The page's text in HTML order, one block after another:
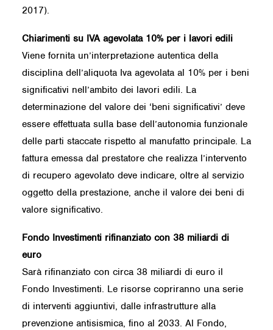
2017).
Chiarimenti su IVA agevolata 10% per i lavori edili
Viene fornita un’interpretazione autentica della
disciplina dell’aliquota Iva agevolata al 10% per i beni
significativi nell’ambito dei lavori edili. La
determinazione del valore dei ‘beni significativi’ deve
essere effettuata sulla base dell’autonomia funzionale
delle parti staccate rispetto al manufatto principale. La
fattura emessa dal prestatore che realizza l’intervento
di recupero agevolato deve indicare, oltre al servizio
oggetto della prestazione, anche il valore dei beni di
valore significativo.
Fondo Investimenti rifinanziato con 38 miliardi di
euro
Sarà rifinanziato con circa 38 miliardi di euro il
Fondo Investimenti. Le risorse copriranno una serie
di interventi aggiuntivi, dalle infrastrutture alla
prevenzione antisismica, fino al 2033. Al Fondo,